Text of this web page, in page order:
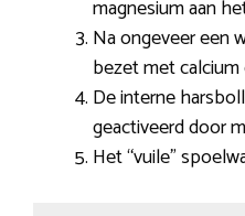
magnesium aan
Na ongeveer een
bezet met calcium
De interne
geactiveerd door
Het “vuile”